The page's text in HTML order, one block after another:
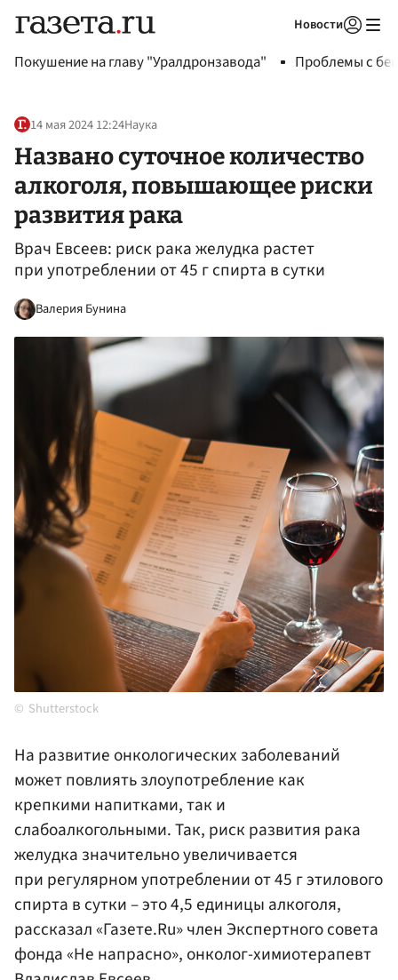
Новости
Покушение на главу "Уралдронзавода" Проблемы с
14 мая 2024 12:24Наука
Названо суточное количество
алкоголя, повышающее риски
развития рака
Врач Евсеев: риск рака желудка растет
при употреблении от 45 г спирта в сутки
Валерия Бунина
Shutterstock
На развитие онкологических заболеваний
может повлиять злоупотребление как
крепкими напитками, так и
слабоалкогольными. Так, риск развития рака
желудка значительно увеличивается
при регулярном употреблении от 45 г этилового
спирта в сутки – это 4,5 единицы алкоголя,
рассказал «Газете.Ru» член Экспертного совета
фонда «Не напрасно», онколог-химиотерапевт